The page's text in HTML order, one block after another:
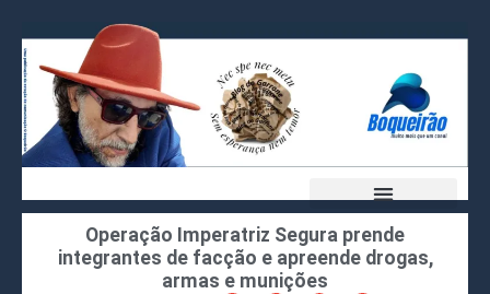
Operação Imperatriz Segura prende
integrantes de facção e apreende drogas,
armas e munições